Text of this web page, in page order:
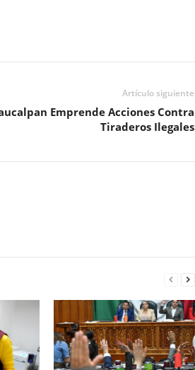
Artículo siguiente
Emprende Acciones Contra
Tiraderos Ilegales